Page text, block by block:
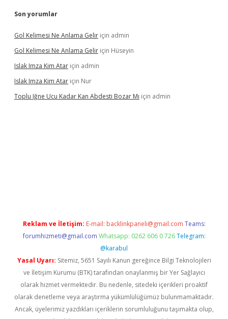
Son yorumlar
Gol Kelimesi Ne Anlama Gelir için admin
Gol Kelimesi Ne Anlama Gelir için Hüseyin
Islak Imza Kim Atar için admin
Islak Imza Kim Atar için Nur
Toplu Iğne Ucu Kadar Kan Abdesti Bozar Mı için admin
Reklam ve İletişim: E-mail: backlinkpaneli@gmail.com Teams:
forumhizmeti@gmail.com Whatsapp: 0262 606 0 726 Telegram:
@karabul
Yasal Uyarı: Sitemiz, 5651 Sayılı Kanun gereğince Bilgi Teknolojileri
ve İletişim Kurumu (BTK) tarafından onaylanmış bir Yer Sağlayıcı
olarak hizmet vermektedir. Bu nedenle, sitedeki içerikleri proaktif
olarak denetleme veya araştırma yükümlülüğümüz bulunmamaktadır.
Ancak, üyelerimiz yazdıkları içeriklerin sorumluluğunu taşımakta olup,